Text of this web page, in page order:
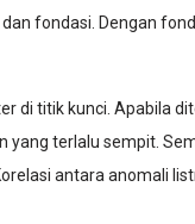
fondasi. Dengan
di titik kunci. Apabila
terlalu sempit.
antara anomali